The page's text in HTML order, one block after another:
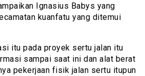
Ignasius Babys yang
kuanfatu yang ditemui
itu pada proyek sertu jalan itu
sampai saat ini dan alat berat
pekerjaan fisik jalan sertu itupun